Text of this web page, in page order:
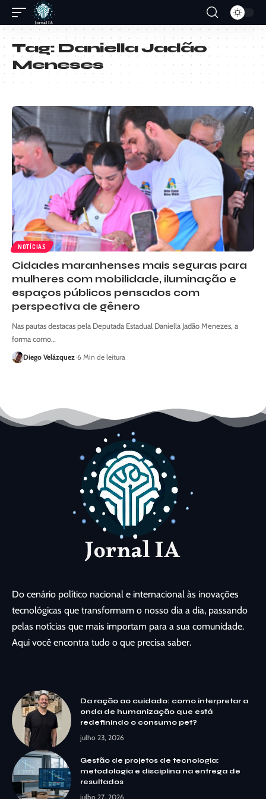
Tag:Daniella Jadão
Meneses
NOTÍCIAS
Cidades maranhenses mais seguras para
mulheres com mobilidade, iluminação e
espaços públicos pensados com
perspectiva de gênero
Nas pautas destacas pela Deputada Estadual Daniella Jadão Menezes, a
forma como…
Diego Velázquez 6 Min de leitura
Do cenário político nacional e internacional às inovações
tecnológicas que transformam o nosso dia a dia, passando
pelas notícias que mais importam para a sua comunidade.
Aqui você encontra tudo o que precisa saber.
Da ração ao cuidado: como interpretar a
onda de humanização que está
redefinindo o consumo pet?
julho 23, 2026
Gestão de projetos de tecnologia:
metodologia e disciplina na entrega de
resultados
julho 27, 2026